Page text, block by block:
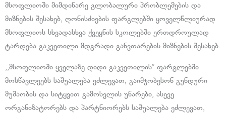
მსოფლიოში მიმდინარე გლობალური პრობლემების და
მიზნების შესახებ, ღონისძიების ფარგლებში ყოველწლიურად
მსოფლიოს სხვადასხვა ქვეყნის სკოლებში ერთდროულად
ტარდება გაკვეთილი მდგრადი განვთარების მიზნების შესახებ.
,,მსოფლიოში ყველაზე დიდი გაკვეთილის” ფარგლებში
მოსწავლეებს საშუალება ეძლევათ, გაიმჯობესონ გუნდური
მუშაობის და სიტყვით გამოსვლის უნარები, ასევე
ორგანიზატორებს და პარტნიორებს საშუალება ეძლევათ,